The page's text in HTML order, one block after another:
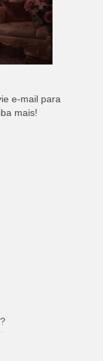
e-mail para
mais!